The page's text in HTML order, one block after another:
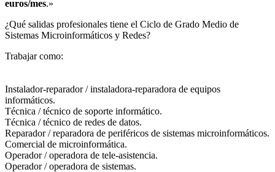
euros/mes.»
¿Qué salidas profesionales tiene el Ciclo de Grado Medio de
Sistemas Microinformáticos y Redes?​
Trabajar como:
Instalador-reparador / instaladora-reparadora de equipos
informáticos.
Técnica / técnico de soporte informático.
Técnica / técnico de redes de datos.
Reparador / reparadora de periféricos de sistemas microinformáticos.
Comercial de microinformática.
Operador / operadora de tele-asistencia.
Operador / operadora de sistemas.